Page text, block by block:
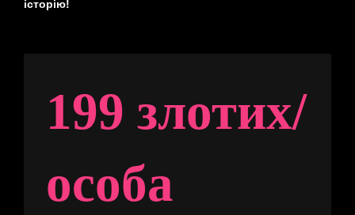
історію!
199 злотих/
особа